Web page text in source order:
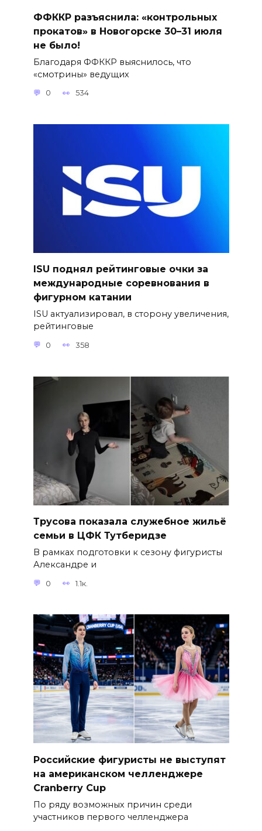
ФФККР разъяснила: «контрольных
прокатов» в Новогорске 30–31 июля
не было!
Благодаря ФФККР выяснилось, что
«смотрины» ведущих
0 534
ISU поднял рейтинговые очки за
международные соревнования в
фигурном катании
ISU актуализировал, в сторону увеличения,
рейтинговые
0 358
Трусова показала служебное жильё
семьи в ЦФК Тутберидзе
В рамках подготовки к сезону фигуристы
Александре и
0 1.1к.
Российские фигуристы не выступят
на американском челленджере
Cranberry Cup
По ряду возможных причин среди
участников первого челленджера